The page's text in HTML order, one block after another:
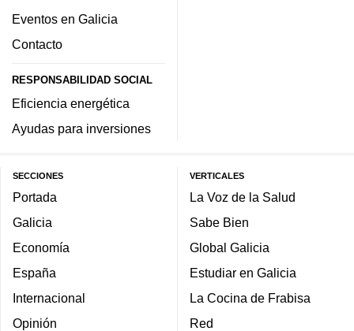
Eventos en Galicia
Contacto
RESPONSABILIDAD SOCIAL
Eficiencia energética
Ayudas para inversiones
SECCIONES
Portada
Galicia
Economía
España
Internacional
Opinión
VERTICALES
La Voz de la Salud
Sabe Bien
Global Galicia
Estudiar en Galicia
La Cocina de Frabisa
Red